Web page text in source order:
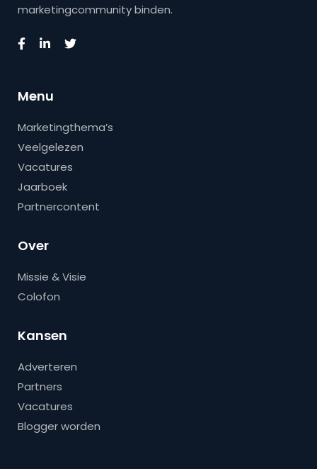
marketingcommunity binden.
Menu
Marketingthema’s
Veelgelezen
Vacatures
Jaarboek
Partnercontent
Over
Missie & Visie
Colofon
Kansen
Adverteren
Partners
Vacatures
Blogger worden